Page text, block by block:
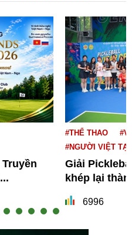
#THỂ THAO
#NGƯỜI VIỆT TẠI
Giải
khép lại
6996